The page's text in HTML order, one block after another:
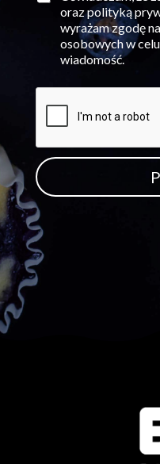
oraz polityką
wyrażam zgodę
osobowych w
wiadomość.